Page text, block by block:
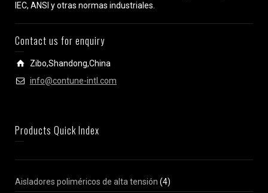
IEC, ANSI y otras normas industriales.
Contact us for enquiry
Zibo,Shandong,China
info@contune-intl.com
Products Quick Index
Aisladores poliméricos de alta tensión (4)